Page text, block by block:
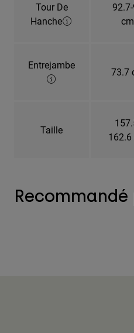
Tour De
Hanche
cm
Entrejambe
73.7
Taille
162.6